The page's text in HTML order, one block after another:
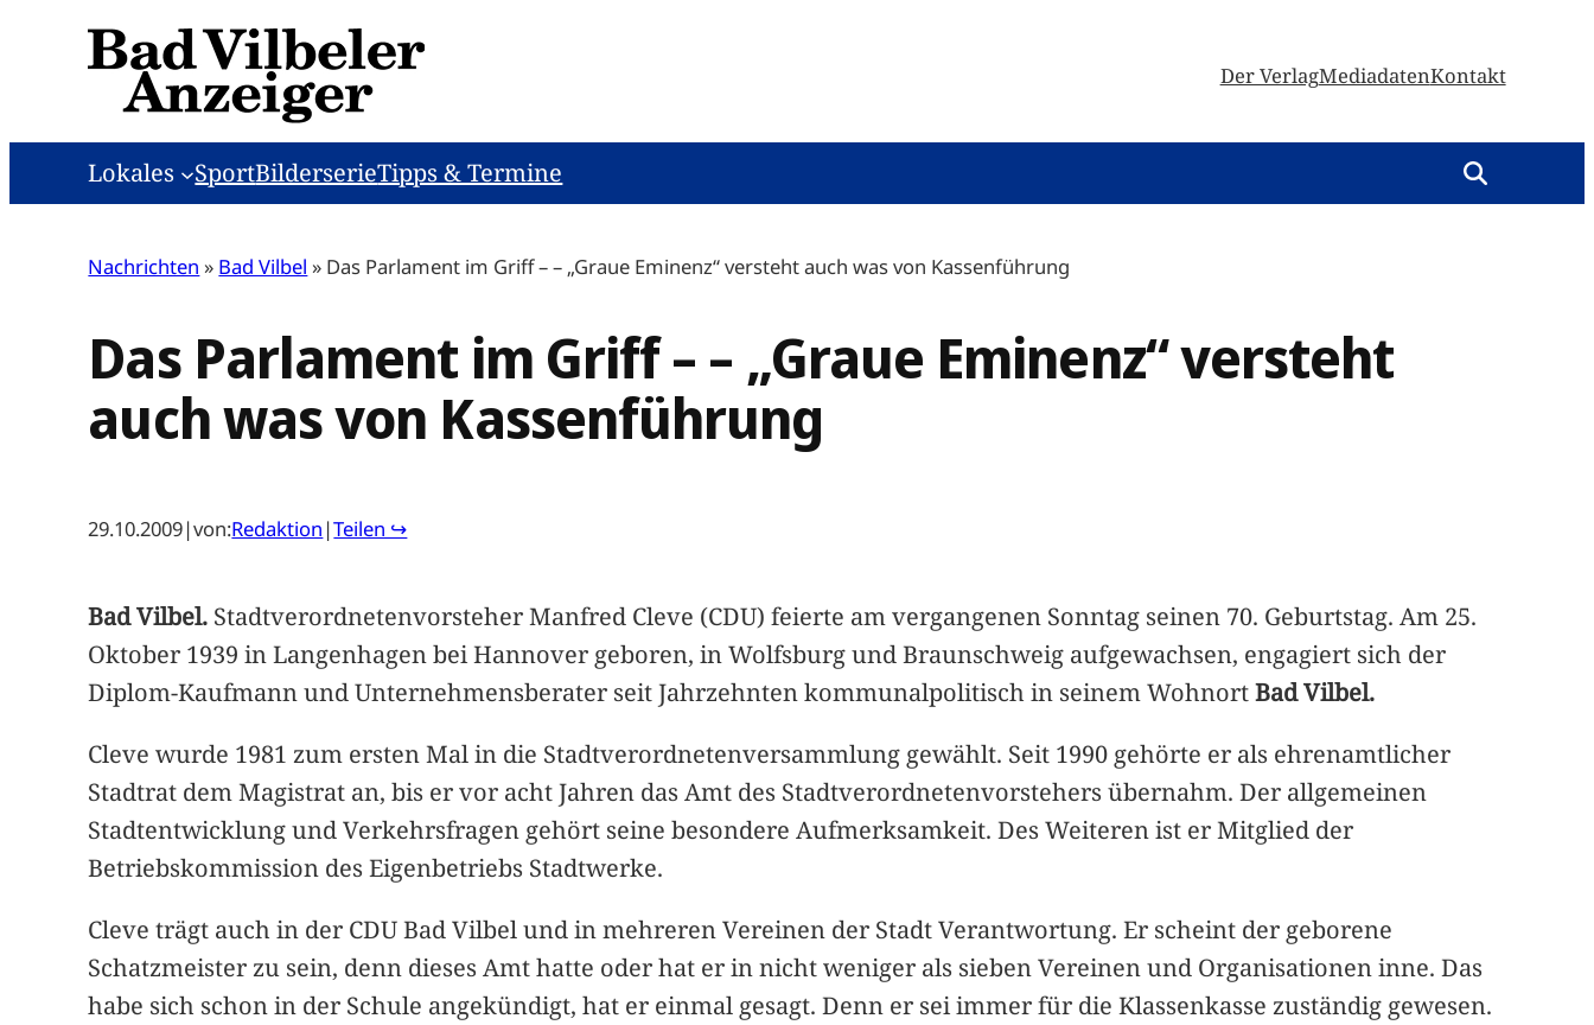
Der VerlagMediadatenKontakt
Lokales SportBilderserieTipps & Termine
Nachrichten » Bad Vilbel » Das Parlament im Griff – – „Graue Eminenz“ versteht auch was von Kassenführung
Das Parlament im Griff – – „Graue Eminenz“ versteht
auch was von Kassenführung
29.10.2009|von:Redaktion |Teilen ↪
Bad Vilbel. Stadtverordnetenvorsteher Manfred Cleve (CDU) feierte am vergangenen Sonntag seinen 70. Geburtstag. Am 25.
Oktober 1939 in Langenhagen bei Hannover geboren, in Wolfsburg und Braunschweig aufgewachsen, engagiert sich der
Diplom-Kaufmann und Unternehmensberater seit Jahrzehnten kommunalpolitisch in seinem WohnortBad Vilbel.
Cleve wurde 1981 zum ersten Mal in die Stadtverordnetenversammlung gewählt. Seit 1990 gehörte er als ehrenamtlicher
Stadtrat dem Magistrat an, bis er vor acht Jahren das Amt des Stadtverordnetenvorstehers übernahm. Der allgemeinen
Stadtentwicklung und Verkehrsfragen gehört seine besondere Aufmerksamkeit. Des Weiteren ist er Mitglied der
Betriebskommission des Eigenbetriebs Stadtwerke.
Cleve trägt auch in der CDU Bad Vilbel und in mehreren Vereinen der Stadt Verantwortung. Er scheint der geborene
Schatzmeister zu sein, denn dieses Amt hatte oder hat er in nicht weniger als sieben Vereinen und Organisationen inne. Das
habe sich schon in der Schule angekündigt, hat er einmal gesagt. Denn er sei immer für die Klassenkasse zuständig gewesen.